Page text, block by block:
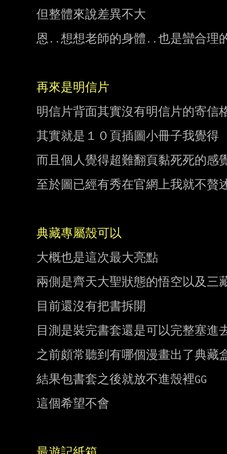
但整體來說差異不大
恩..想想老師的身體..也是蠻合理
再來是明信片
明信片背面其實沒有明信片的寄信
其實就是１０頁插圖小冊子我覺得
而且個人覺得超難翻頁黏死死的感
至於圖已經有秀在官網上我就不贅
典藏專屬殼可以
大概也是這次最大亮點
兩側是齊天大聖狀態的悟空以及三
目前還沒有把書拆開
目測是裝完書套還是可以完整塞進
之前頗常聽到有哪個漫畫出了典藏
結果包書套之後就放不進殼裡GG
這個希望不會